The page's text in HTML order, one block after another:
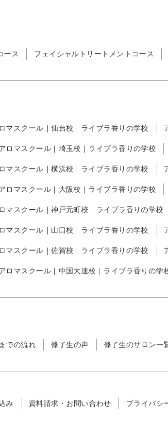
ース フェイシャルトリートメントコース
マスクール｜仙台校｜ライブラ香りの学校
ロマスクール｜埼玉校｜ライブラ香りの学校
マスクール｜横浜校｜ライブラ香りの学校
ロマスクール｜大阪校｜ライブラ香りの学校
マスクール｜神戸元町校｜ライブラ香りの学校
マスクール｜山口校｜ライブラ香りの学校
マスクール｜佐賀校｜ライブラ香りの学校
ロマスクール｜中国大連校｜ライブラ香りの学
での流れ 修了生の声 修了生のサロン一
み 資料請求・お問い合わせ プライバシ